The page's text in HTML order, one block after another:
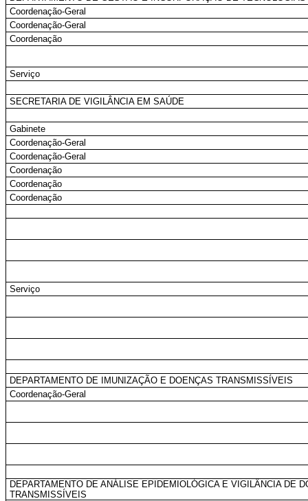
Coordenação-Geral
Coordenação-Geral
Coordenação
Serviço
SECRETARIA DE VIGILÂNCIA EM SAÚDE
Gabinete
Coordenação-Geral
Coordenação-Geral
Coordenação
Coordenação
Coordenação
Serviço
DEPARTAMENTO DE IMUNIZAÇÃO E DOENÇAS TRANSMISSÍVEIS
Coordenação-Geral
DEPARTAMENTO DE ANÁLISE EPIDEMIOLÓGICA E VIGILÂNCIA DE
TRANSMISSÍVEIS